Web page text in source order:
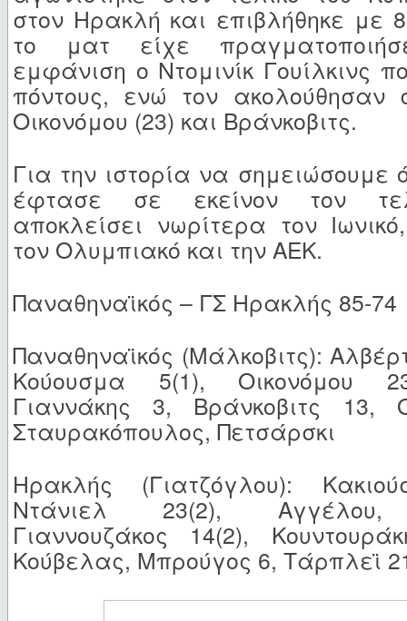
στον Ηρακλή και επιβλήθηκε με
το ματ είχε
εμφάνιση ο Ντομινίκ Γουίλκινς
πόντους, ενώ τον ακολούθησαν
Οικονόμου (23) και Βράνκοβιτς.
Για την ιστορία να σημειώσουμε
έφτασε σε εκείνον τον
αποκλείσει νωρίτερα τον
τον Ολυμπιακό και την ΑΕΚ.
Παναθηναϊκός – ΓΣ Ηρακλής 85-74
Παναθηναϊκός (Μάλκοβιτς):
Κούουσμα 5(1), Οικονόμου
Γιαννάκης 3, Βράνκοβιτς 13,
Σταυρακόπουλος, Πετσάρσκι
Ηρακλής (Γιατζόγλου):
Ντάνιελ 23(2), Αγγέλου,
Γιαννουζάκος 14(2),
Κούβελας, Μπρούγος 6, Τάρπλεϊ